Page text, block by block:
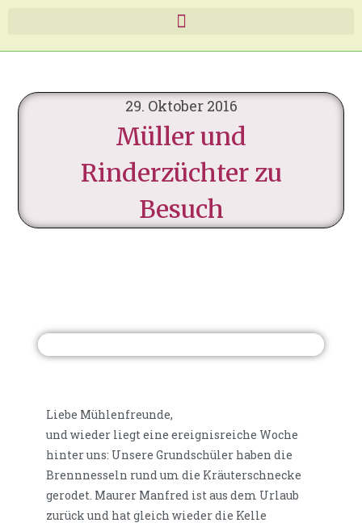
29. Oktober 2016
Müller und
Rinderzüchter zu
Besuch
Liebe Mühlenfreunde,
und wieder liegt eine ereignisreiche Woche
hinter uns: Unsere Grundschüler haben die
Brennnesseln rund um die Kräuterschnecke
gerodet. Maurer Manfred ist aus dem Urlaub
zurück und hat gleich wieder die Kelle